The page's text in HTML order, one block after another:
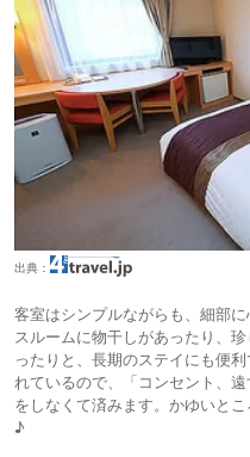
出典：
客室はシンプルながらも、細部
スルームに物干しがあったり、
ったりと、長期のステイにも便
れているので、「コンセント、
をしなくて済みます。かゆいと
♪